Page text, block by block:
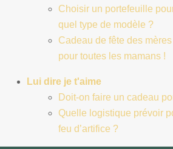
Choisir un portefeuille
quel type de modèle ?
Cadeau de fête des
pour toutes les mamans !
Lui dire je t'aime
Doit-on faire un cadeau
Quelle logistique prévoir
feu d’artifice ?